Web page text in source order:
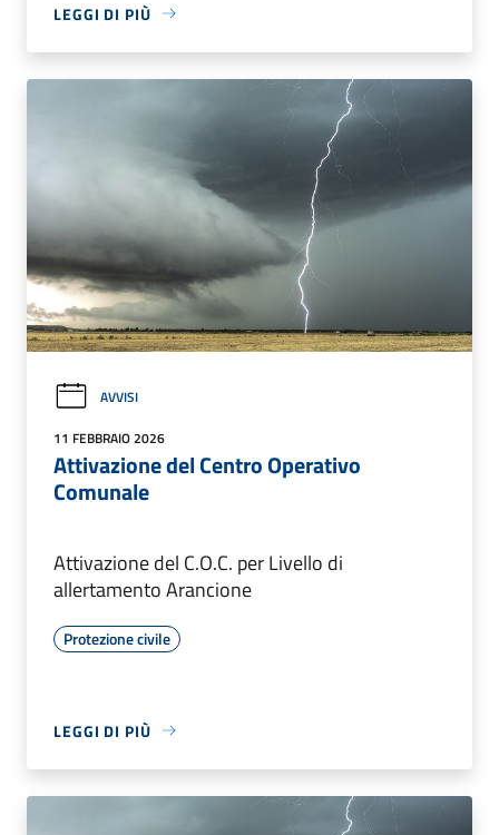
LEGGI DI PIÙ
AVVISI
11 FEBBRAIO 2026
Attivazione del Centro Operativo
Comunale
Attivazione del C.O.C. per Livello di
allertamento Arancione
Protezione civile
LEGGI DI PIÙ